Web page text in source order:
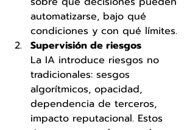
automatizarse, bajo qué
condiciones y con qué límites.
Supervisión de riesgos
La IA introduce riesgos no
tradicionales: sesgos
algorítmicos, opacidad,
dependencia de terceros,
impacto reputacional. Estos